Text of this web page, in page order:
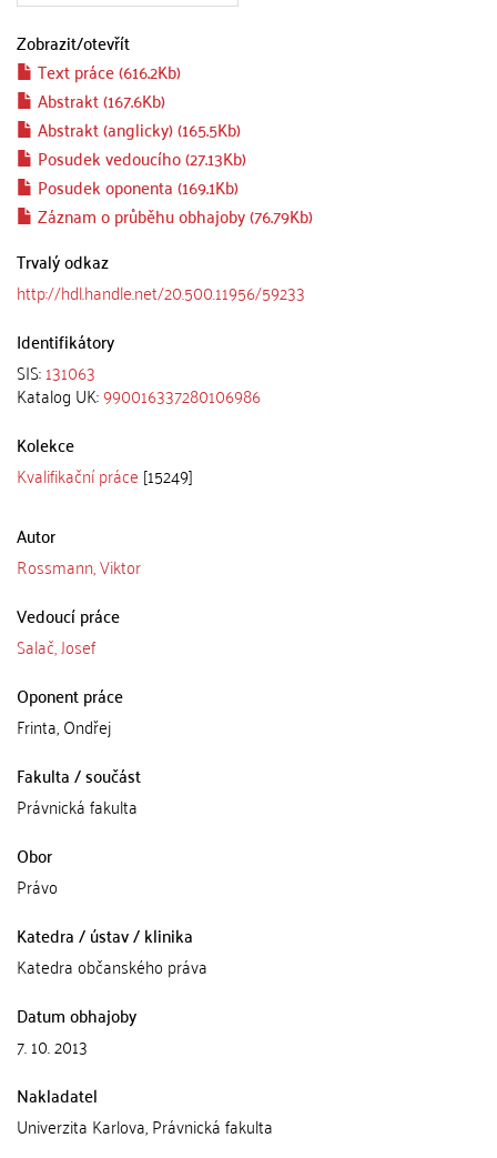
Zobrazit/otevřít
Text práce (616.2Kb)
Abstrakt (167.6Kb)
Abstrakt (anglicky) (165.5Kb)
Posudek vedoucího (27.13Kb)
Posudek oponenta (169.1Kb)
Záznam o průběhu obhajoby (76.79Kb)
Trvalý odkaz
http://hdl.handle.net/20.500.11956/59233
Identifikátory
SIS:131063
Katalog UK:990016337280106986
Kolekce
Kvalifikační práce [15249]
Autor
Rossmann, Viktor
Vedoucí práce
Salač, Josef
Oponent práce
Frinta, Ondřej
Fakulta / součást
Právnická fakulta
Obor
Právo
Katedra / ústav / klinika
Katedra občanského práva
Datum obhajoby
7. 10. 2013
Nakladatel
Univerzita Karlova, Právnická fakulta